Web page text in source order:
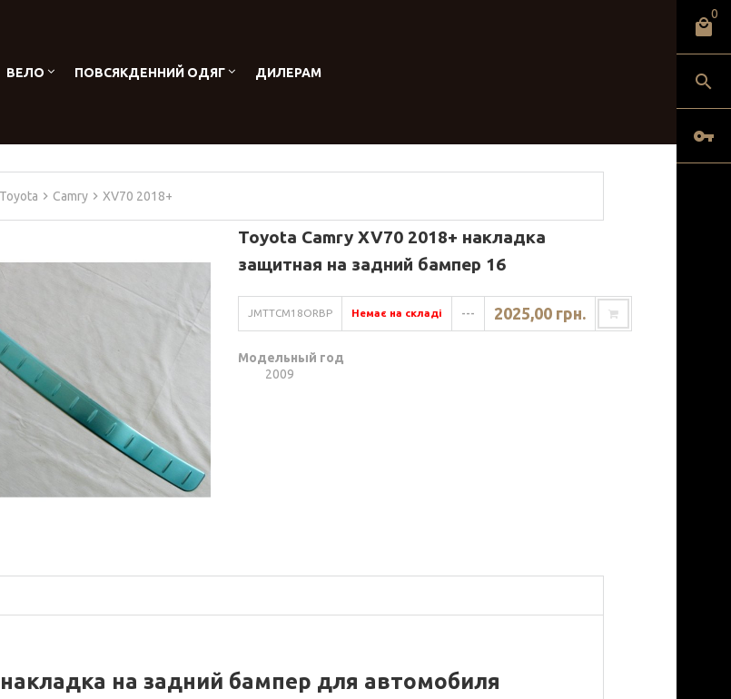
0
ВЕЛО ПОВСЯКДЕННИЙ ОДЯГ ДИЛЕРАМ
Toyota Camry XV70 2018+
Toyota Camry XV70 2018+ накладка
защитная на задний бампер 16
JMTTCM18ORBP Немає на складі --- 2025,00 грн.
Модельный год
2009
на задний бампер для автомобиля